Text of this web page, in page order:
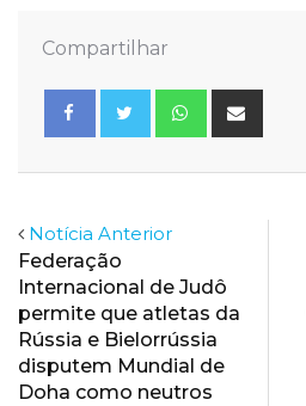
Compartilhar
Whatsapp
Notícia Anterior
Federação
Internacional de Judô
permite que atletas da
Rússia e Bielorrússia
disputem Mundial de
Doha como neutros